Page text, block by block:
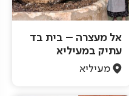
אל מעצרה – בית בד
עתיק במעיליא
מעיליא